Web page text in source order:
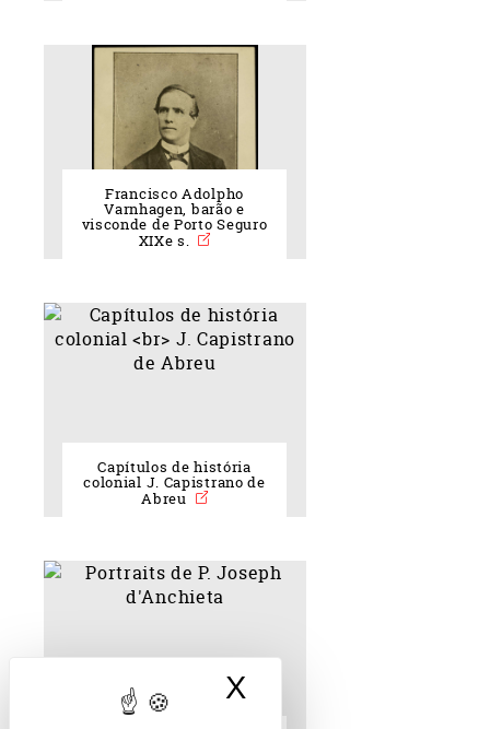
X
Francisco Adolpho
Varnhagen, barão e
visconde de Porto Seguro
XIXe s.
Capítulos de história
colonial J. Capistrano de
Abreu